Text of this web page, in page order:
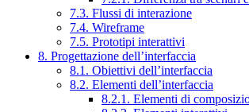
7.3. Flussi di interazione
7.4. Wireframe
7.5. Prototipi interattivi
8. Progettazione dell’interfaccia
8.1. Obiettivi dell’interfaccia
8.2. Elementi dell’interfaccia
8.2.1. Elementi di